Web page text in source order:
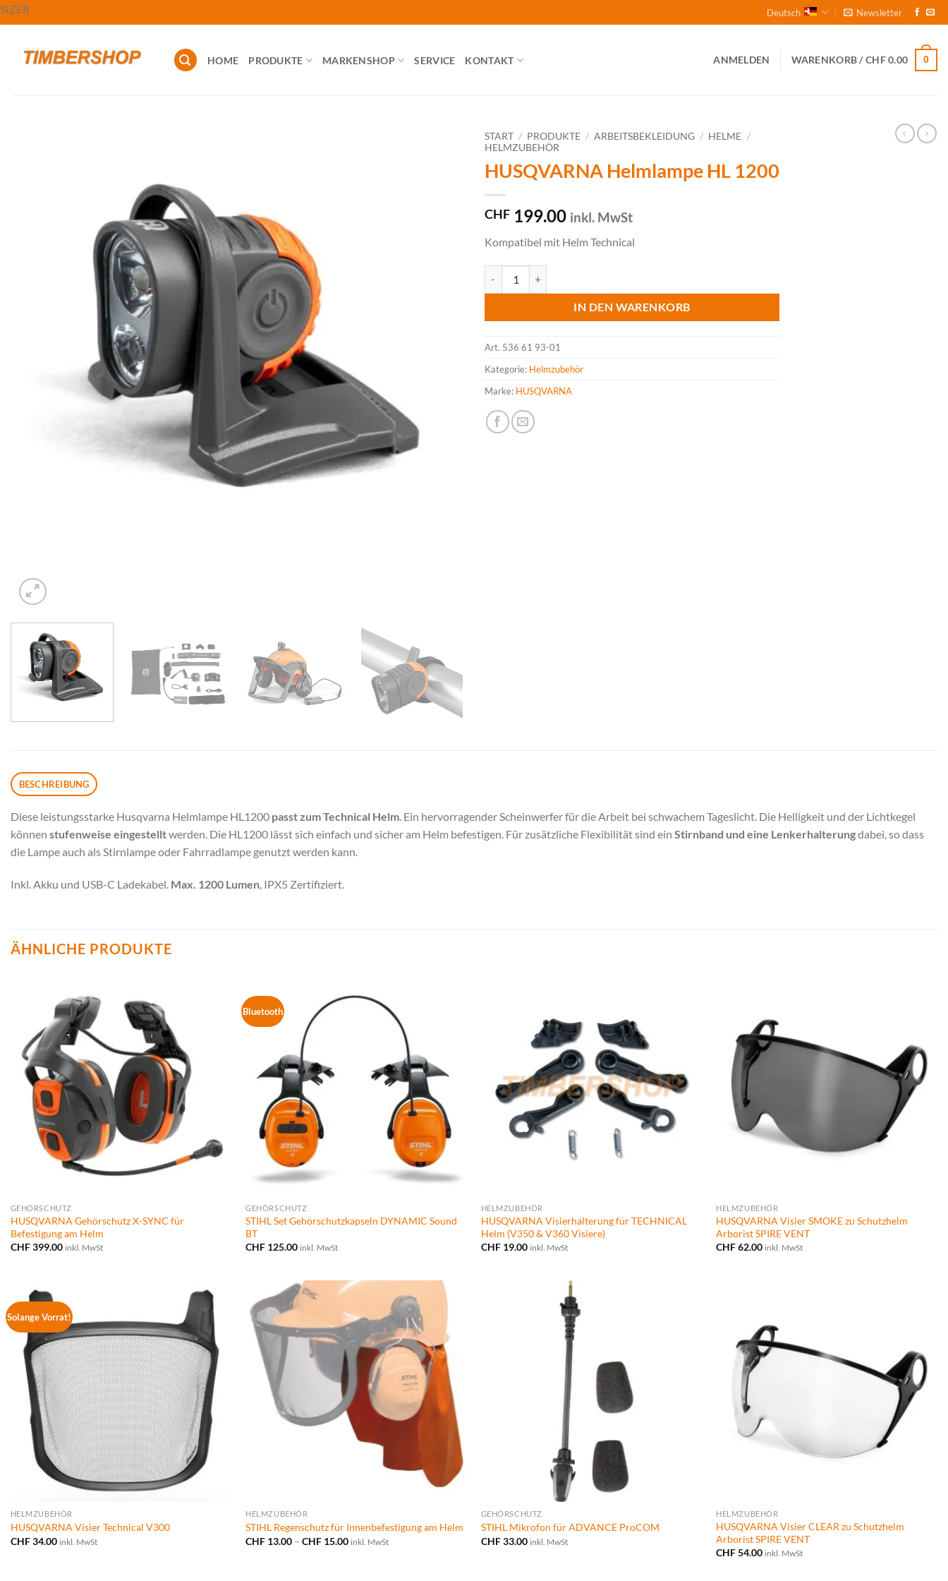
Zum
Inhalt
Deutsch Newsletter
HOME PRODUKTE MARKENSHOP SERVICE KONTAKT ANMELDEN WARENKORB /CHF0.00 0
START / PRODUKTE / ARBEITSBEKLEIDUNG / HELME /
HELMZUBEHÖR
HUSQVARNA Helmlampe HL 1200
CHF 199.00 inkl. MwSt
Kompatibel mit Helm Technical
IN DEN WARENKORB
Art. 536 61 93-01
Kategorie: Helmzubehör
Marke: HUSQVARNA
BESCHREIBUNG
Diese leistungsstarke Husqvarna Helmlampe HL1200 passt zum Technical Helm. Ein hervorragender Scheinwerfer für die Arbeit bei schwachem Tageslicht. Die Helligkeit und der Lichtkegel
können stufenweise eingestelltwerden. Die HL1200 lässt sich einfach und sicher am Helm befestigen. Für zusätzliche Flexibilität sind ein Stirnband und eine Lenkerhalterungdabei, so dass
die Lampe auch als Stirnlampe oder Fahrradlampe genutzt werden kann.
Inkl. Akku und USB-C Ladekabel. Max. 1200 Lumen, IPX5 Zertifiziert.
ÄHNLICHE PRODUKTE
GEHÖRSCHUTZ
HUSQVARNA Gehörschutz X-SYNC für
Befestigung am Helm
CHF399.00 inkl. MwSt
Bluetooth
GEHÖRSCHUTZ
STIHL Set Gehörschutzkapseln DYNAMIC Sound
BT
CHF 125.00 inkl. MwSt
HELMZUBEHÖR
HUSQVARNA Visierhalterung für TECHNICAL
Helm (V350 & V360 Visiere)
CHF19.00 inkl. MwSt
HELMZUBEHÖR
HUSQVARNA Visier SMOKE zu Schutzhelm
Arborist SPIRE VENT
CHF62.00 inkl. MwSt
Solange Vorrat!
HELMZUBEHÖR
HUSQVARNA Visier Technical V300
CHF34.00 inkl. MwSt
HELMZUBEHÖR
STIHL Regenschutz für Innenbefestigung am Helm
CHF 13.00 –CHF 15.00Preisspanne:
inkl. MwSt
GEHÖRSCHUTZ
STIHL Mikrofon für ADVANCE ProCOM
CHF33.00 inkl. MwSt
HELMZUBEHÖR
HUSQVARNA Visier CLEAR zu Schutzhelm
Arborist SPIRE VENT
CHF54.00 inkl. MwSt
SIZER